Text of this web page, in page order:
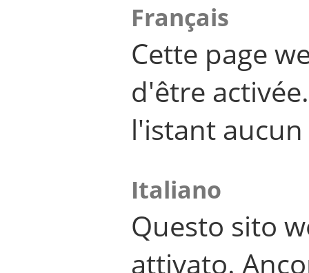
Français
Cette page
d'être
l'istant
Italiano
Questo sito
attivato.